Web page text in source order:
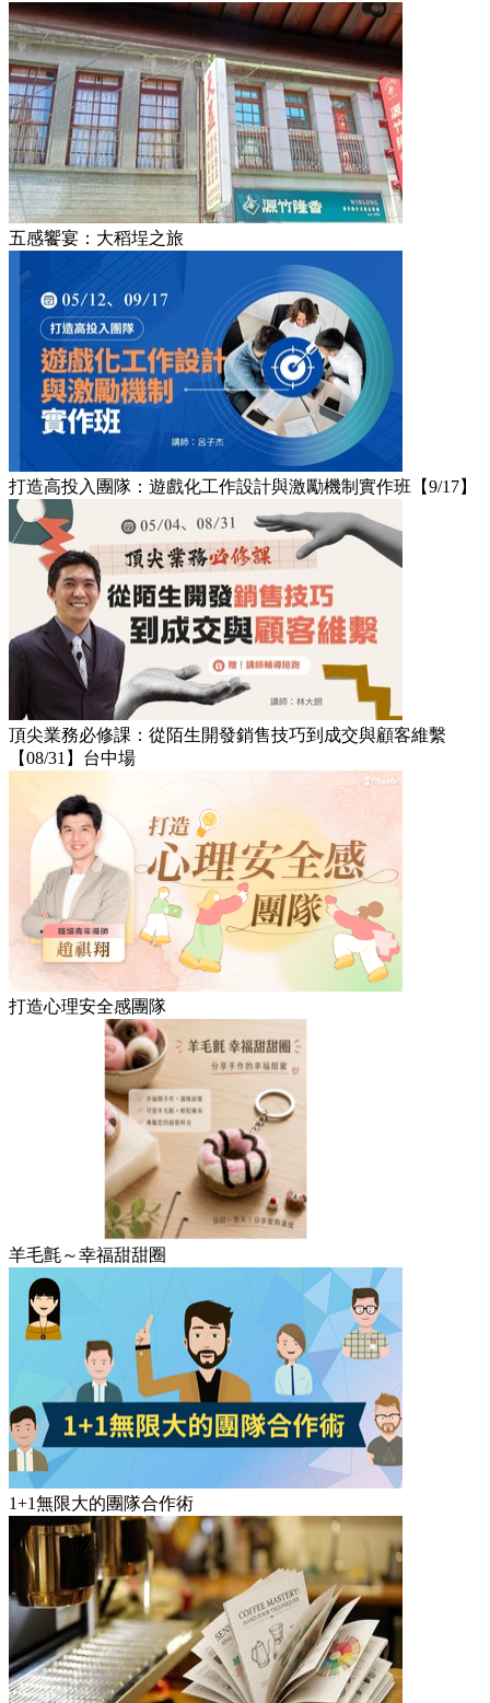
五感饗宴：大稻埕之旅
打造高投入團隊：遊戲化工作設計與激勵機制實作班【9/17】
頂尖業務必修課：從陌生開發銷售技巧到成交與顧客維繫
【08/31】台中場
打造心理安全感團隊
羊毛氈～幸福甜甜圈
1+1無限大的團隊合作術